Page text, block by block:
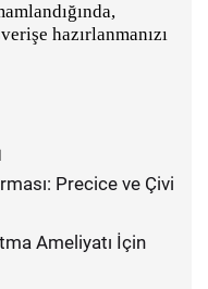
hazırlanmanızı
Precice ve Çivi
Ameliyatı İçin